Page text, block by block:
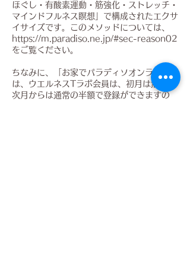
ほぐし・有酸素運動・筋強化・ストレッチ・
マインドフルネス瞑想」で構成されたエクサ
イサイズです。このメソッドについては、
https://m.paradiso.ne.jp/#sec-reason02
をご覧ください。
ちなみに、「お家でパラディソオンライン」
は、ウエルネスTラボ会員は、初月は無料、
次月からは通常の半額で登録ができますの